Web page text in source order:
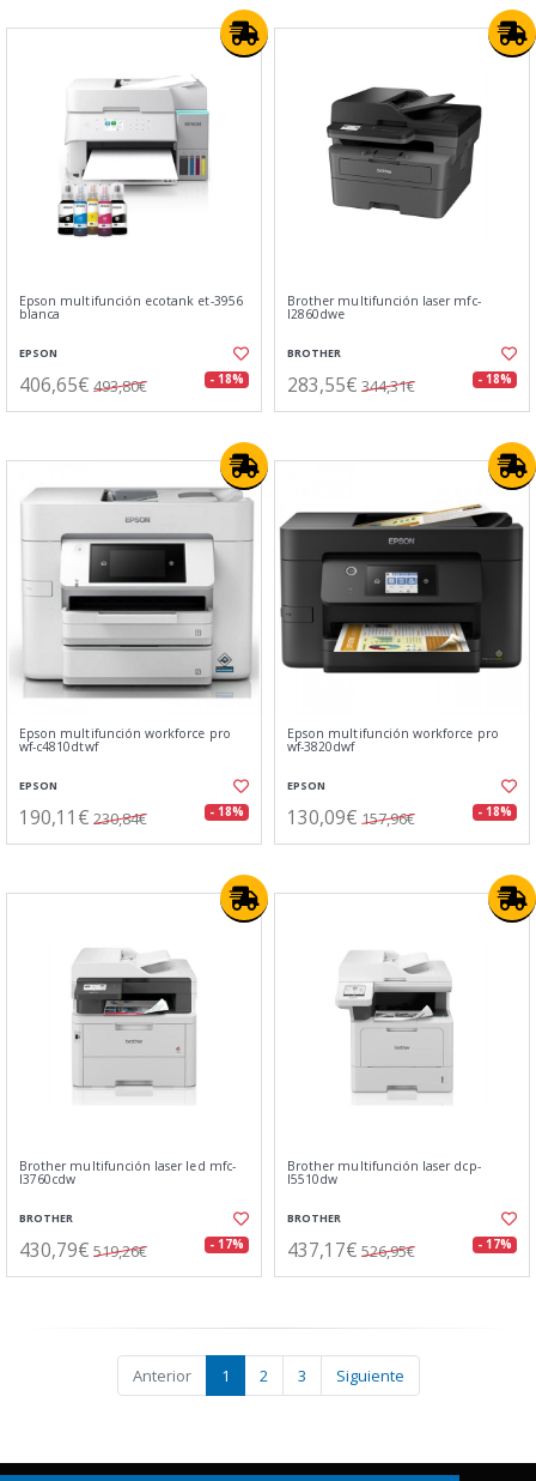
Epson multifunción ecotank et-3956
blanca
EPSON
406,65€ 493,80€ - 18%
Brother multifunción laser mfc-
l2860dwe
BROTHER
283,55€ 344,31€ - 18%
Epson multifunción workforce pro
wf-c4810dtwf
EPSON
190,11€ 230,84€ - 18%
Epson multifunción workforce pro
wf-3820dwf
EPSON
130,09€ 157,96€ - 18%
Brother multifunción laser led mfc-
l3760cdw
BROTHER
430,79€ 519,26€ - 17%
Brother multifunción laser dcp-
l5510dw
BROTHER
437,17€ 526,95€ - 17%
Anterior 1 2 3 Siguiente